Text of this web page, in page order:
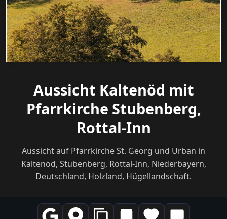
Aussicht Kaltenöd mit
Pfarrkirche Stubenberg,
Rottal-Inn
Aussicht auf Pfarrkirche St. Georg und Urban in
Kaltenöd, Stubenberg, Rottal-Inn, Niederbayern,
Deutschland, Holzland, Hügellandschaft.